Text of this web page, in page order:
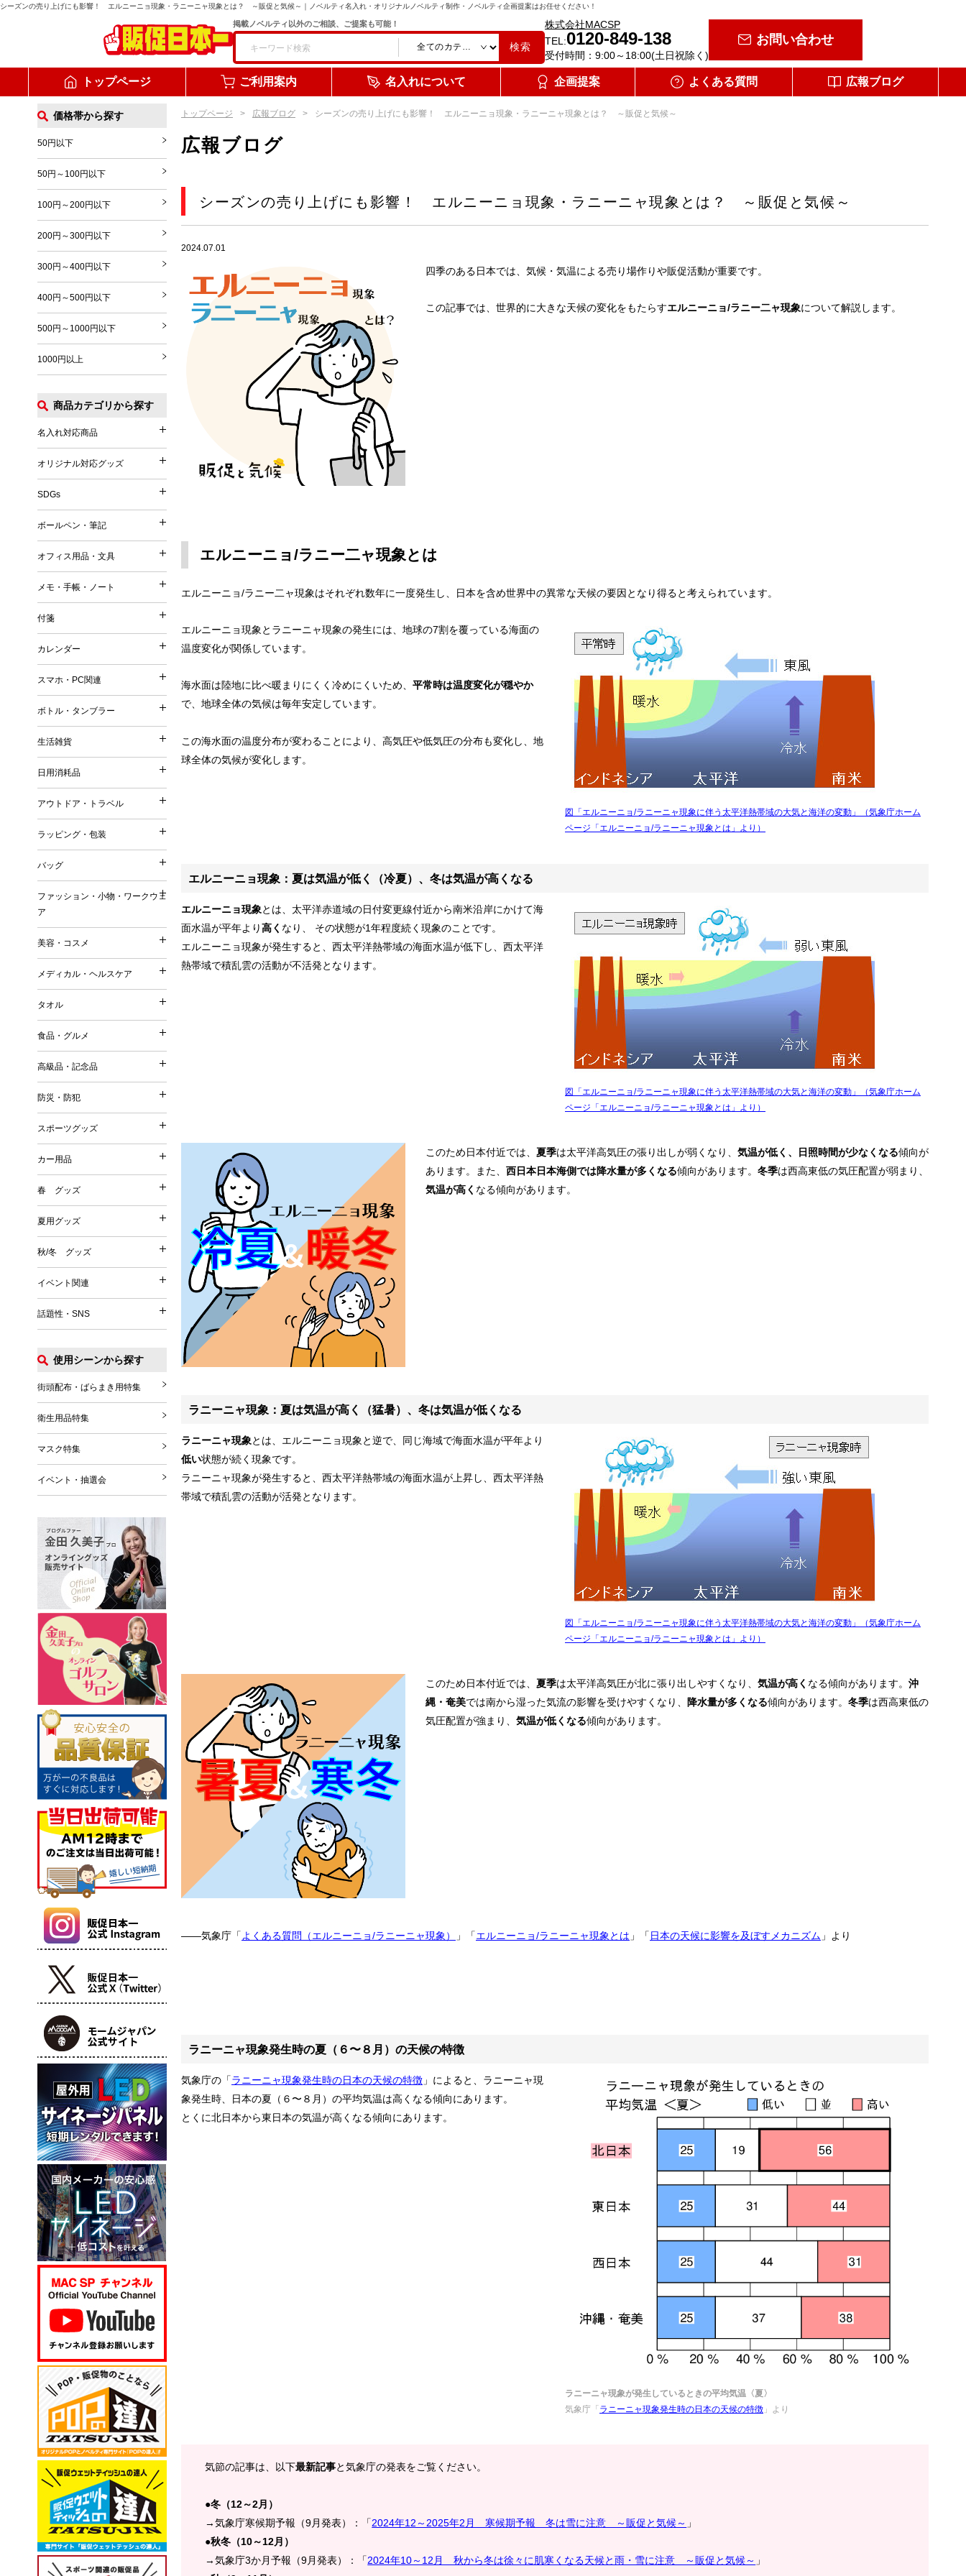
シーズンの売り上げにも影響！ エルニーニョ現象・ラニーニャ現象とは？ ～販促と気候～ ｜ノベルティ名入れ・オリジナルノベルティ制作・ノベルティ企画提案はお任せください！
掲載ノベルティ以外のご相談、ご提案も可能！
検索
株式会社MACSP
TEL:0120-849-138
受付時間：9:00～18:00(土日祝除く)
お問い合わせ
トップページ ご利用案内 名入れについて 企画提案 よくある質問 広報ブログ
トップページ 広報ブログ シーズンの売り上げにも影響！ エルニーニョ現象・ラニーニャ現象とは？ ～販促と気候～
広報ブログ
シーズンの売り上げにも影響！ エルニーニョ現象・ラニーニャ現象とは？ ～販促と気候～
2024.07.01
四季のある日本では、気候・気温による売り場作りや販促活動が重要です。
この記事では、世界的に大きな天候の変化をもたらすエルニーニョ/ラニー二ャ現象について解説します。
エルニーニョ/ラニー二ャ現象とは
エルニーニョ/ラニー二ャ現象はそれぞれ数年に一度発生し、日本を含め世界中の異常な天候の要因となり得ると考えられています。
エルニーニョ現象とラニーニャ現象の発生には、地球の7割を覆っている海面の
温度変化が関係しています。
海水面は陸地に比べ暖まりにくく冷めにくいため、 平常時は温度変化が穏やか
で、地球全体の気候は毎年安定しています。
この海水面の温度分布が変わることにより、高気圧や低気圧の分布も変化し、地
球全体の気候が変化します。
図「エルニーニョ/ラニーニャ現象に伴う太平洋熱帯域の大気と海洋の変動」（気象庁ホーム
ページ「エルニーニョ/ラニーニャ現象とは」より）
エルニーニョ現象：夏は気温が低く（冷夏）、冬は気温が高くなる
エルニーニョ現象とは、太平洋赤道域の日付変更線付近から南米沿岸にかけて海
面水温が平年より高く なり、 その状態が1年程度続く現象のことです。
エルニーニョ現象が発生すると、西太平洋熱帯域の海面水温が低下し、西太平洋
熱帯域で積乱雲の活動が不活発となります。
図「エルニーニョ/ラニーニャ現象に伴う太平洋熱帯域の大気と海洋の変動」（気象庁ホーム
ページ「エルニーニョ/ラニーニャ現象とは」より）
このため日本付近では、 夏季は太平洋高気圧の張り出しが弱くなり、 気温が低く、日照時間が少なくなる傾向が
あります。また、 西日本日本海側では降水量が多くなる傾向があります。 冬季は西高東低の気圧配置が弱まり、
気温が高く なる傾向があります。
ラニーニャ現象 ：夏は気温が高く（猛暑）、冬は気温が低くなる
ラニーニャ現象とは、エルニーニョ現象と逆で、同じ海域で海面水温が平年より
低い状態が続く現象です。
ラニーニャ現象が発生すると、西太平洋熱帯域の海面水温が上昇し、西太平洋熱
帯域で積乱雲の活動が活発となります。
図「エルニーニョ/ラニーニャ現象に伴う太平洋熱帯域の大気と海洋の変動」（気象庁ホーム
ページ「エルニーニョ/ラニーニャ現象とは」より）
このため日本付近では、 夏季は太平洋高気圧が北に張り出しやすくなり、 気温が高く なる傾向があります。 沖
縄・奄美では南から湿った気流の影響を受けやすくなり、 降水量が多くなる傾向があります。 冬季は西高東低の
気圧配置が強まり、 気温が低くなる傾向があります。
――気象庁「 よくある質問（エルニーニョ/ラニーニャ現象） 」「エルニーニョ/ラニーニャ現象とは 」「 日本の天候に影響を及ぼすメカニズム 」より
ラニーニャ現象発生時の夏（６〜８月）の天候の特徴
気象庁の「ラニーニャ現象発生時の日本の天候の特徴 」によると、ラニーニャ現
象発生時、日本の夏（６〜８月）の平均気温は高くなる傾向にあります。
とくに北日本から東日本の気温が高くなる傾向にあります。
ラニーニャ現象が発生しているときの平均気温〈夏〉
気象庁「ラニーニャ現象発生時の日本の天候の特徴 」より
気節の記事は、以下最新記事と気象庁の発表をご覧ください。
●冬（12～2月）
→気象庁寒候期予報（9月発表）：「2024年12～2025年2月 寒候期予報 冬は雪に注意 ～販促と気候～ 」
●秋冬（10～12月）
→気象庁3か月予報（9月発表）：「2024年10～12月 秋から冬は徐々に肌寒くなる天候と雨・雪に注意 ～販促と気候～ 」
価格帯から探す
50円以下
50円～100円以下
100円～200円以下
200円～300円以下
300円～400円以下
400円～500円以下
500円～1000円以下
1000円以上
商品カテゴリから探す
名入れ対応商品
フルカラー印刷対応
オリジナル対応グッズ
オリジナル対応グッズ
SDGs
コーヒー
再生PP
再生ファブリック／再生衣類（ポリエステル、ナイロン
オーガニックコットン
再生不織布
ラバーウッド（ゴムの木）
森林認証紙
ボールペン・筆記
印鑑・ハンコ付きペン
蛍光ペン・ラインマーカー
鉛筆・色鉛筆
筆記具（その他）
オフィス用品・文具
雑貨
印鑑・ネーム
メモ・手帳・ノート
メモ・手帳・ノート
ノート
手帳
付箋
付箋
特殊紙・再生紙・古紙 付箋
フィルム 付箋
メモパッド・カバー無し 付箋
紙カバー・ソフトカバー付 付箋
付箋本体に名入れ・印刷可
カレンダー
壁掛けカレンダー
万年カレンダー
スマホ・PC関連
スマホ・PC関連
ボトル・タンブラー
ボトル
生活雑貨
リビンググッズ
名入れ傘・雨具
キーホルダー
その他
日用消耗品
アウトドア・トラベル
アウトドアグッズ
ラッピング・包装
巾着（ラッピング用品）
その他
バッグ
バッグ
トートバッグ
名入れバッグ
エコバッグ
ファッション・小物・ワークウェ
ア
ファッション・小物・ワークウェア
ワークウェア
ストール・マフラー・UVケア
美容・コスメ
美容・コスメ
メディカル・ヘルスケア
除菌グッズ
マスク
その他
タオル
今治タオル
タオルギフトセット
食品・グルメ
高級品・記念品
筆記具
食器
洗剤・石鹸・ケア用品
その他
防災・防犯
防犯グッズ
スポーツグッズ
スポーツ・スポーツ観戦グッズ
カー用品
カー用品
カー関連グッズ
春 グッズ
春 グッズ
桜
その他
夏用グッズ
夏用グッズ
扇子
うちわ
涼感タオル
秋/冬 グッズ
秋/冬 グッズ
パッグ・ポーチ
マフラー・ストール
ブランケット
ハロウィングッズ
クリスマスグッズ
年末年始
イベント関連
イベント関連
Tシャツ
話題性・SNS
話題性・SNS
使用シーンから探す
街頭配布・ばらまき用特集
衛生用品特集
マスク特集
イベント・抽選会